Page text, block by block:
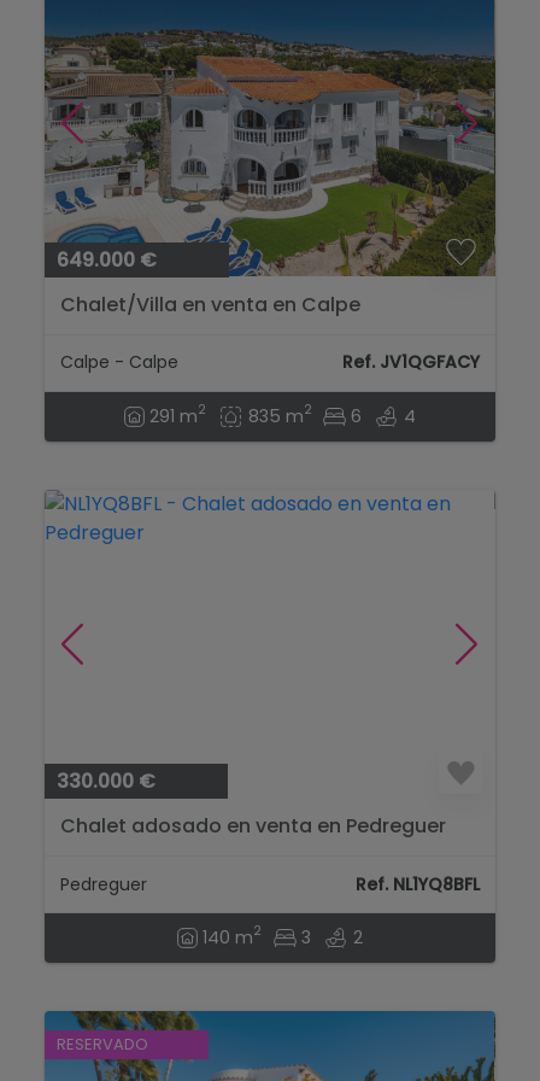
649.000 €
Chalet/Villa en venta en Calpe
Calpe - Calpe Ref. JV1QGFACY
291 m2 835 m2 6 4
330.000 €
Chalet adosado en venta en Pedreguer
Pedreguer Ref. NL1YQ8BFL
140 m2 3 2
RESERVADO